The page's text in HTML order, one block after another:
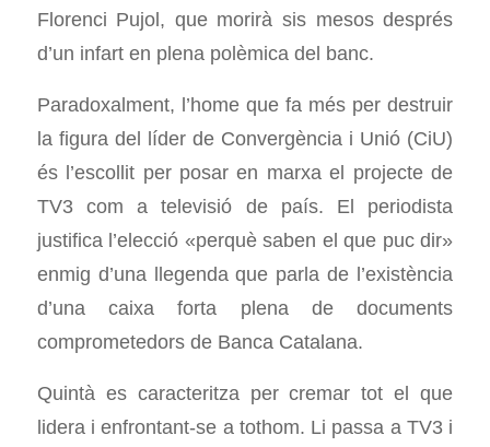
Florenci Pujol, que morirà sis mesos després
d’un infart en plena polèmica del banc.
Paradoxalment, l’home que fa més per destruir
la figura del líder de Convergència i Unió (CiU)
és l’escollit per posar en marxa el projecte de
TV3 com a televisió de país. El periodista
justifica l’elecció «perquè saben el que puc dir»
enmig d’una llegenda que parla de l’existència
d’una caixa forta plena de documents
comprometedors de Banca Catalana.
Quintà es caracteritza per cremar tot el que
lidera i enfrontant-se a tothom. Li passa a TV3 i